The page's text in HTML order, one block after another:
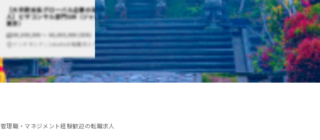
【大手欧米系グローバル企業の海外求
人】ビザコンサル部門GM（ジャカルタ/
東京）
40,000,000 〜 60,000,000 (IDR)
インドネシア / Jakartaの転職求人です。
【大手欧米系グローバル企業
人】ビザコンサル部門マネー
ャカルタ）
30,000,000 〜 35,000,000
インドネシア / Jakartaの転職求
管理職・マネジメント経験歓迎の転職求人